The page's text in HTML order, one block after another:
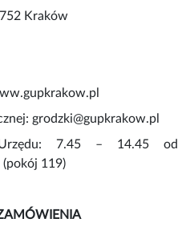
Kraków
grodzki@gupkrakow.pl
7.45 – 14.45 od
(pokój 119)